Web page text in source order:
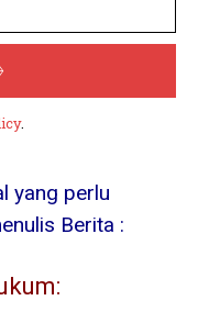
.
yang perlu
Berita :